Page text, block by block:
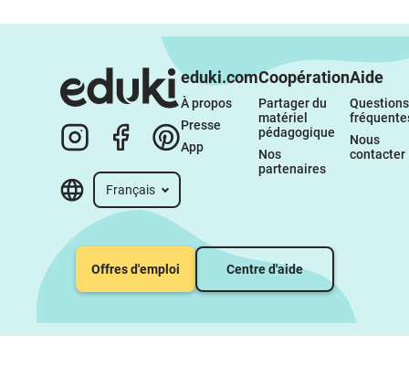
Français
eduki.com
À propos
Presse
App
Coopération
Partager du
matériel
pédagogique
Nos
partenaires
Aide
Questions
Nous
contacter
Offres d'emploi Centre d'aide